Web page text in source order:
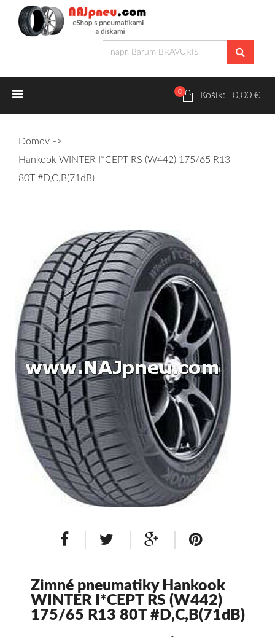
Letné pneumatiky
Dodávkové + malé úžitkové
Osobné/crossover + malé úžitkové
SUV/crossover + OFFRoad-ové
Dodávkové + malé úžitkové
Celoročné pneumatiky
Osobné/crossover + malé úžitkové
SUV/crossover + OFFRoad-ové
Dodávkové + malé úžitkové
Disky
Hliníkové / ALU disky / Elektróny
Puklice na kolesá Kontakt Blog
0 Košík: 0,00 €
Domov
Hankook WINTER I*CEPT RS (W442) 175/65 R13
80T #D,C,B(71dB)
Zimné pneumatiky Hankook
WINTER I*CEPT RS (W442)
175/65 R13 80T #D,C,B(71dB)